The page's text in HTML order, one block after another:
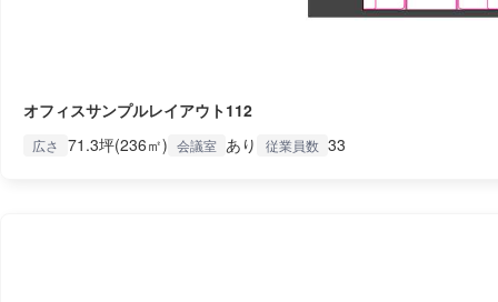
オフィスサンプルレイアウト112
広さ 71.3坪(236㎡) 会議室 あり 従業員数 33